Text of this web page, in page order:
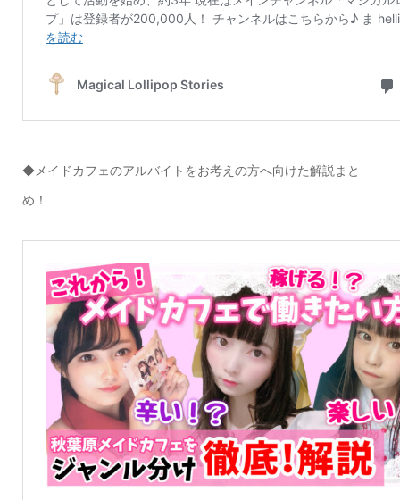
◆メイドカフェのアルバイトをお考えの方へ向けた解説まと
め！